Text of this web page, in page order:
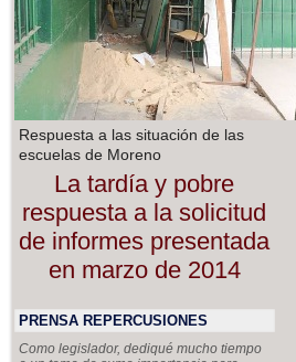
Respuesta a las situación de las
escuelas de Moreno
La tardía y pobre
respuesta a la solicitud
de informes presentada
en marzo de 2014
PRENSA REPERCUSIONES
Como legislador, dediqué mucho tiempo